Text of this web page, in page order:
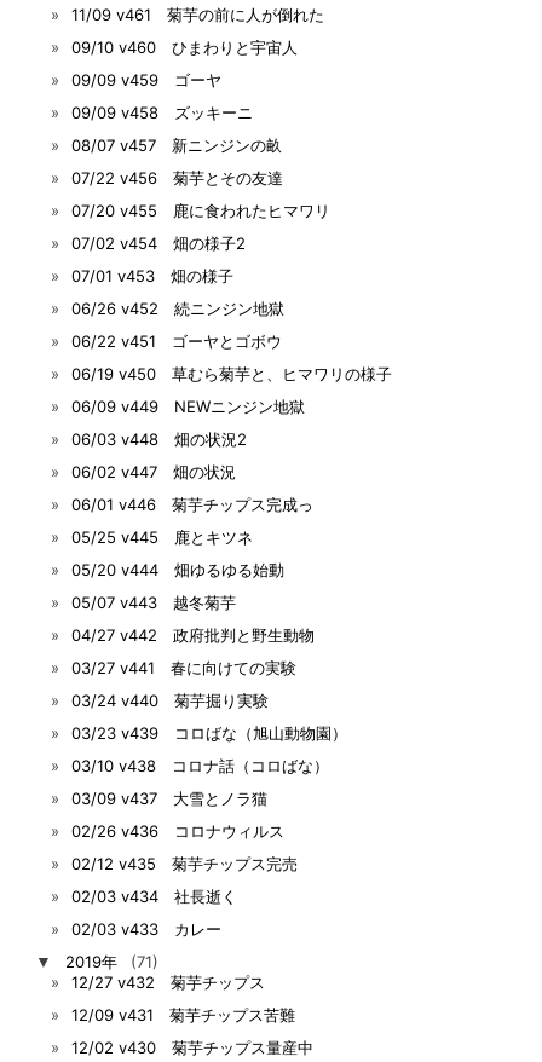
11/09 v461 菊芋の前に人が倒れた
09/10 v460 ひまわりと宇宙人
09/09 v459 ゴーヤ
09/09 v458 ズッキーニ
08/07 v457 新ニンジンの畝
07/22 v456 菊芋とその友達
07/20 v455 鹿に食われたヒマワリ
07/02 v454 畑の様子2
07/01 v453 畑の様子
06/26 v452 続ニンジン地獄
06/22 v451 ゴーヤとゴボウ
06/19 v450 草むら菊芋と、ヒマワリの様子
06/09 v449 NEWニンジン地獄
06/03 v448 畑の状況2
06/02 v447 畑の状況
06/01 v446 菊芋チップス完成っ
05/25 v445 鹿とキツネ
05/20 v444 畑ゆるゆる始動
05/07 v443 越冬菊芋
04/27 v442 政府批判と野生動物
03/27 v441 春に向けての実験
03/24 v440 菊芋掘り実験
03/23 v439 コロばな（旭山動物園）
03/10 v438 コロナ話（コロばな）
03/09 v437 大雪とノラ猫
02/26 v436 コロナウィルス
02/12 v435 菊芋チップス完売
02/03 v434 社長逝く
02/03 v433 カレー
▼
2019年
(71)
12/27 v432 菊芋チップス
12/09 v431 菊芋チップス苦難
12/02 v430 菊芋チップス量産中